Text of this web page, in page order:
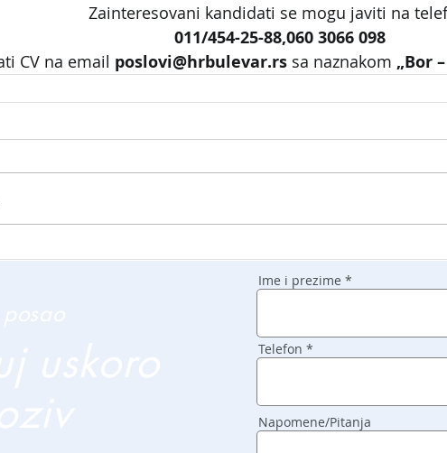
Zainteresovani kandidati se mogu javiti na
011/454-25-88,060 3066 098
CV na email poslovi@hrbulevar.rs sa naznakom „Bor
Ime i prezime
Telefon
Napomene/Pitanja